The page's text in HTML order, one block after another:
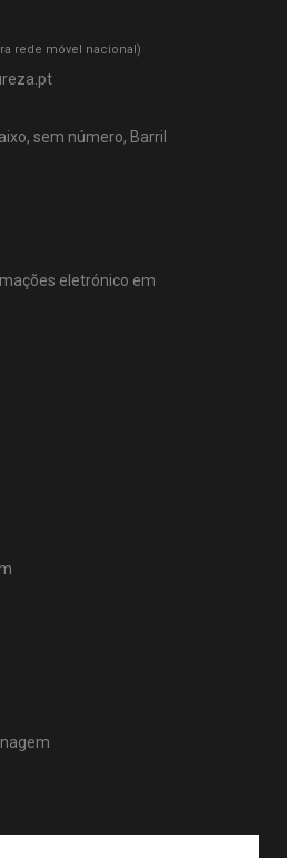
rede móvel nacional)
sem número, Barril
eletrónico em